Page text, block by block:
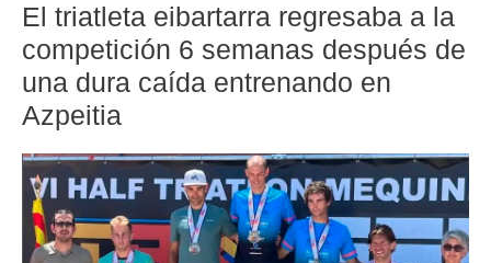
El triatleta eibartarra regresaba a la
competición 6 semanas después de
una dura caída entrenando en
Azpeitia